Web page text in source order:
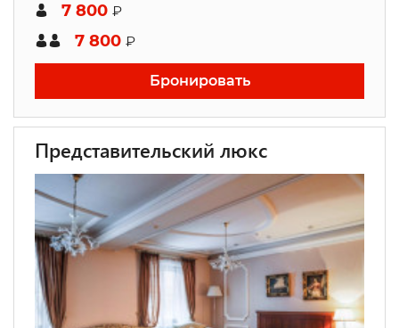
7 800 ₽
7 800 ₽
Бронировать
Представительский люкс